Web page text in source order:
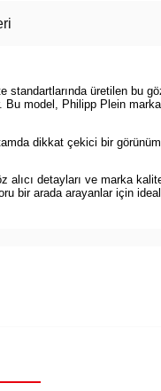
üretilen bu
model, Philipp Plein
dikkat çekici bir
detayları ve marka
bir arada arayanlar için